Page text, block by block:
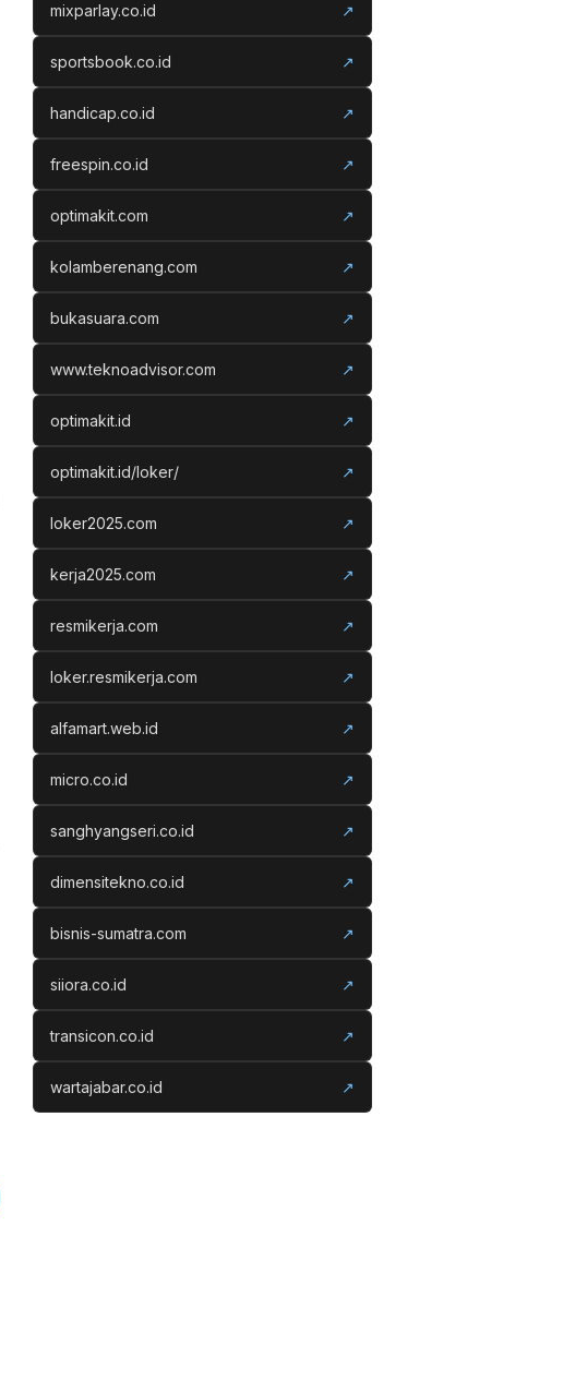
mixparlay.co.id ↗
sportsbook.co.id ↗
handicap.co.id ↗
freespin.co.id ↗
optimakit.com ↗
kolamberenang.com ↗
bukasuara.com ↗
www.teknoadvisor.com ↗
optimakit.id ↗
optimakit.id/loker/ ↗
loker2025.com ↗
kerja2025.com ↗
resmikerja.com ↗
loker.resmikerja.com ↗
alfamart.web.id ↗
micro.co.id ↗
sanghyangseri.co.id ↗
dimensitekno.co.id ↗
bisnis-sumatra.com ↗
siiora.co.id ↗
transicon.co.id ↗
wartajabar.co.id ↗